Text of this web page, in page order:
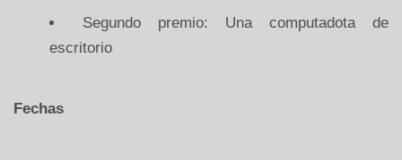
Segundo premio: Una computadota de
escritorio
Fechas